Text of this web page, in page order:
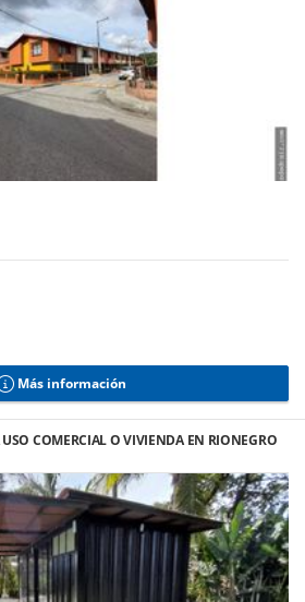
Más información
COMERCIAL O VIVIENDA EN RIONEGRO